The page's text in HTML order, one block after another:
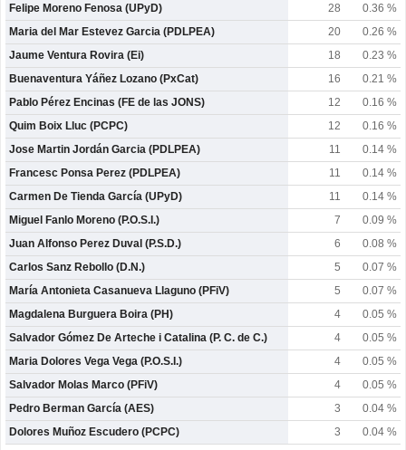
Felipe Moreno Fenosa (UPyD)
28
0.36 %
Maria del Mar Estevez Garcia (PDLPEA)
20
0.26 %
Jaume Ventura Rovira (Ei)
18
0.23 %
Buenaventura Yáñez Lozano (PxCat)
16
0.21 %
Pablo Pérez Encinas (FE de las JONS)
12
0.16 %
Quim Boix Lluc (PCPC)
12
0.16 %
Jose Martin Jordán Garcia (PDLPEA)
11
0.14 %
Francesc Ponsa Perez (PDLPEA)
11
0.14 %
Carmen De Tienda García (UPyD)
11
0.14 %
Miguel Fanlo Moreno (P.O.S.I.)
7
0.09 %
Juan Alfonso Perez Duval (P.S.D.)
6
0.08 %
Carlos Sanz Rebollo (D.N.)
5
0.07 %
María Antonieta Casanueva Llaguno (PFiV)
5
0.07 %
Magdalena Burguera Boira (PH)
4
0.05 %
Salvador Gómez De Arteche i Catalina (P. C. de C.)
4
0.05 %
Maria Dolores Vega Vega (P.O.S.I.)
4
0.05 %
Salvador Molas Marco (PFiV)
4
0.05 %
Pedro Berman García (AES)
3
0.04 %
Dolores Muñoz Escudero (PCPC)
3 0.04 %